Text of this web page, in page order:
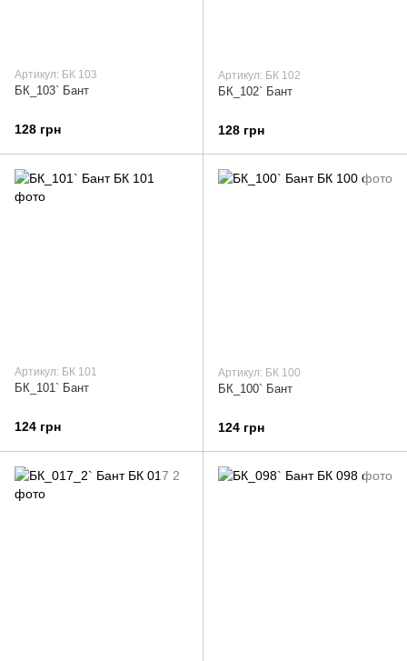
Артикул: БК 103
БК_103` Бант
128 грн
Артикул: БК 102
БК_102` Бант
128 грн
Артикул: БК 101
БК_101` Бант
124 грн
Артикул: БК 100
БК_100` Бант
124 грн